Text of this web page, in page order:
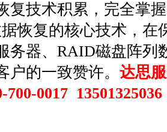
复技术积累，完全掌
恢复的核心技术，在
务器、RAID磁盘阵列
户的一致赞许。 达思
700-0017 13501325036